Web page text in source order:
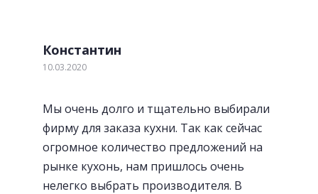
Лотки для приборов
Константин
10.03.2020
Мы очень долго и тщательно выбирали
фирму для заказа кухни. Так как сейчас
огромное количество предложений на
рынке кухонь, нам пришлось очень
нелегко выбрать производителя. В